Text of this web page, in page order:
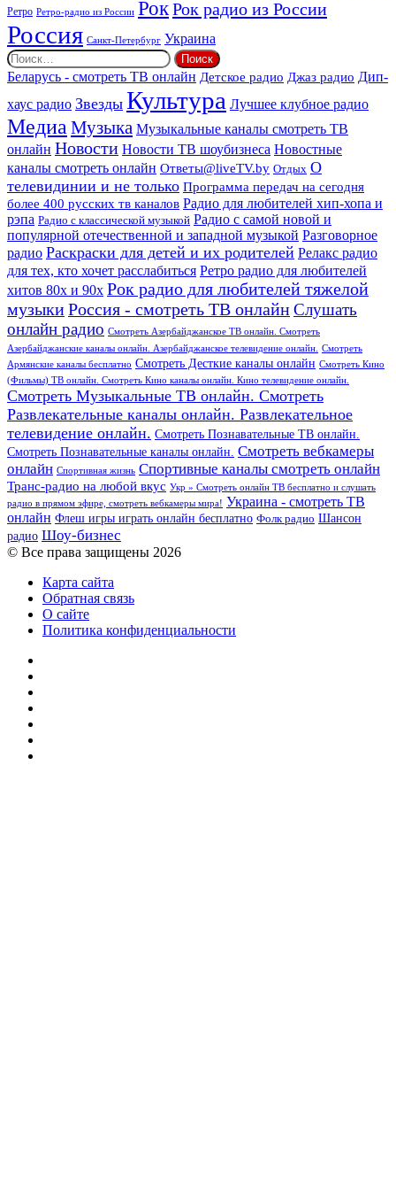
Ретро Ретро-радио из России РокРок радио из России
Россия Санкт-Петербург Украина
Найти:
Беларусь - смотреть ТВ онлайн Детское радио Джаз радио Дип-
хаус радио Звезды Культура Лучшее клубное радио
Медиа Музыка Музыкальные каналы смотреть ТВ
онлайн Новости Новости ТВ шоубизнеса Новостные
каналы смотреть онлайн Ответы@liveTV.by Отдых О
телевидинии и не только Программа передач на сегодня
более 400 русских тв каналов Радио для любителей хип-хопа и
рэпа Радио с классической музыкой Радио с самой новой и
популярной отечественной и западной музыкой Разговорное
радио Раскраски для детей и их родителей Релакс радио
для тех, кто хочет расслабиться Ретро радио для любителей
хитов 80х и 90х Рок радио для любителей тяжелой
музыкиРоссия - смотреть ТВ онлайнСлушать
онлайн радио Смотреть Азербайджанское ТВ онлайн. Смотреть
Азербайджанские каналы онлайн. Азербайджанское телевидение онлайн.
Смотреть
Армянские каналы бесплатно Смотреть Десткие каналы онлайн Смотреть Кино
(Фильмы) ТВ онлайн. Смотреть Кино каналы онлайн. Кино телевидение онлайн.
Смотреть Музыкальные ТВ онлайн. Смотреть
Развлекательные каналы онлайн. Развлекательное
телевидение онлайн. Смотреть Познавательные ТВ онлайн.
Смотреть Познавательные каналы онлайн. Смотреть вебкамеры
онлайн Спортивная жизнь Спортивные каналы смотреть онлайн
Транс-радио на любой вкус Укр » Смотреть онлайн ТВ бесплатно и слушать
радио в прямом эфире, смотреть вебкамеры мира! Украина - смотреть ТВ
онлайн Флеш игры играть онлайн бесплатно Фолк радио Шансон
радио Шоу-бизнес
© Все права защищены 2026
Карта сайта
Обратная связь
О сайте
Политика конфиденциальности